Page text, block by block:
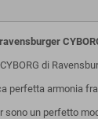
di
perfetta armonia
sono un perfetto